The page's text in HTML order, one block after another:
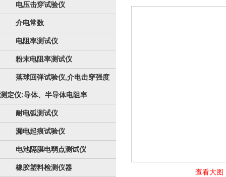
电压击穿试验仪
介电常数
电阻率测试仪
粉末电阻率测试仪
落球回弹试验仪,介电击穿强度
测定仪:导体、半导体电阻率
耐电弧测试仪
漏电起痕试验仪
电池隔膜电弱点测试仪
橡胶塑料检测仪器
查看大图